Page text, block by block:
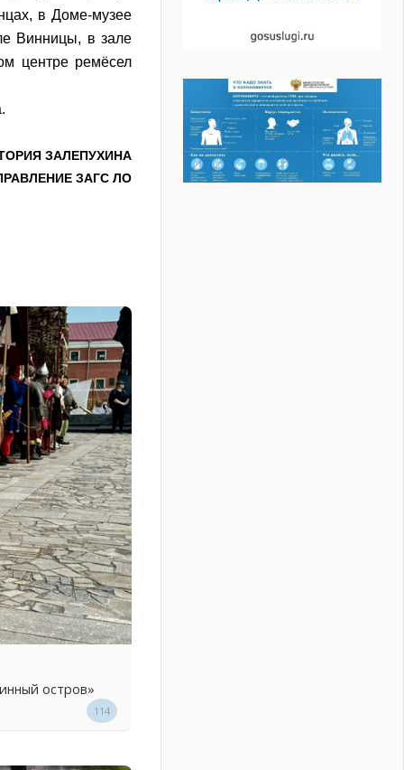
в Доме-музее
Винницы, в зале
центре ремёсел
ЗАЛЕПУХИНА
ЗАГС ЛО
остров»
114